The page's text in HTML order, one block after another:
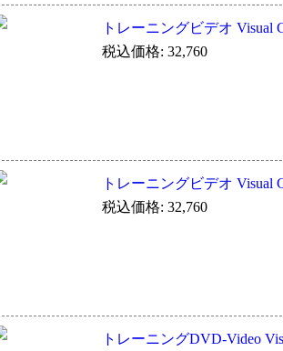
トレーニングビデオ Visual
税込価格: 32,760
トレーニングビデオ Visual
税込価格: 32,760
トレーニングDVD-Video